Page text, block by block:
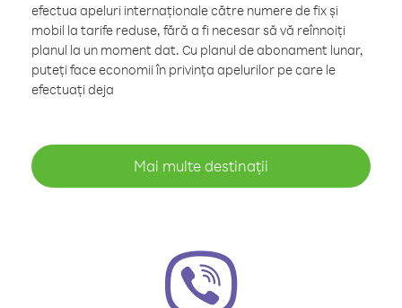
efectua apeluri internaționale către numere de fix și
mobil la tarife reduse, fără a fi necesar să vă reînnoiți
planul la un moment dat. Cu planul de abonament lunar,
puteți face economii în privința apelurilor pe care le
efectuați deja
Mai multe destinații